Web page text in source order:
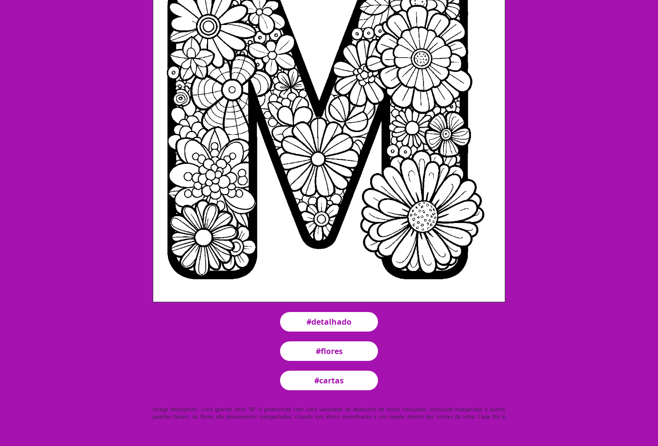
#detalhado
#flores
#cartas
Image description: Uma grande letra "M" é preenchida com uma variedade de desenhos de flores intricados, incluindo margaridas e outros
padrões florais. As flores são densamente compactadas, criando um efeito semelhante a um tapete dentro dos limites da letra. Cada flor é
distinta, apresentando pétalas detalhadas e centros. A impressão geral é floral e artística.